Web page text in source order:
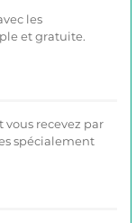
les
et gratuite.
vous recevez par
spécialement